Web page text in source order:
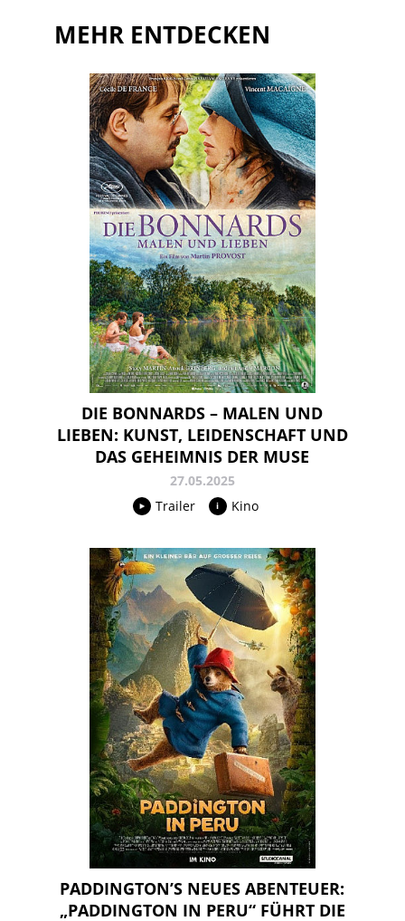
MEHR ENTDECKEN
DIE BONNARDS – MALEN UND
LIEBEN: KUNST, LEIDENSCHAFT UND
DAS GEHEIMNIS DER MUSE
27.05.2025
Trailer
Kino
PADDINGTON’S NEUES ABENTEUER:
„PADDINGTON IN PERU“ FÜHRT DIE